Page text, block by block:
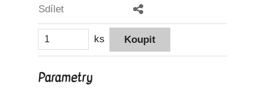
Sdílet
ks
Parametry